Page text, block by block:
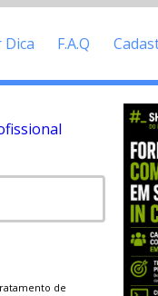
Dica F.A.Q
de